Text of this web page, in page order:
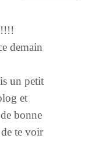
demain
un petit
et
bonne
te voir